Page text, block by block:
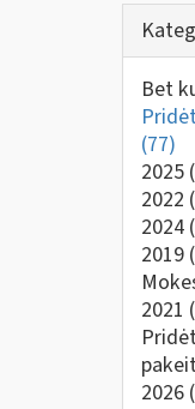
Bet
(77)
2025
2022
2024
2019
2021
2026